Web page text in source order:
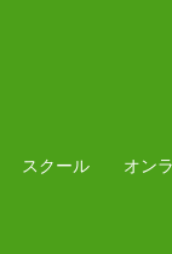
スクール オン